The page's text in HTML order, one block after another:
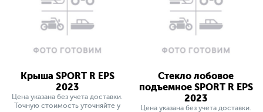
Крыша SPORT R EPS
2023
Цена указана без учета доставки.
Точную стоимость уточняйте у
Стекло лобовое
подъемное SPORT R EPS
2023
Цена указана без учета доставки.